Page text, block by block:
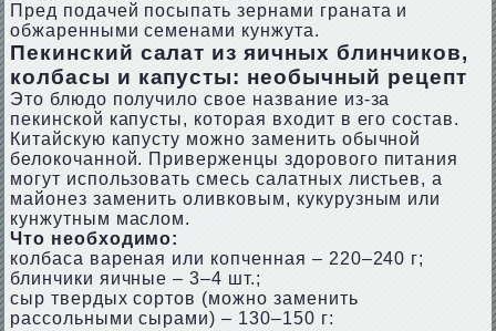
Пред подачей посыпать зернами граната и
обжаренными семенами кунжута.
Пекинский салат из яичных блинчиков,
колбасы и капусты: необычный рецепт
Это блюдо получило свое название из-за
пекинской капусты, которая входит в его состав.
Китайскую капусту можно заменить обычной
белокочанной. Приверженцы здорового питания
могут использовать смесь салатных листьев, а
майонез заменить оливковым, кукурузным или
кунжутным маслом.
Что необходимо:
колбаса вареная или копченная – 220–240 г;
блинчики яичные – 3–4 шт.;
сыр твердых сортов (можно заменить
рассольными сырами) – 130–150 г: